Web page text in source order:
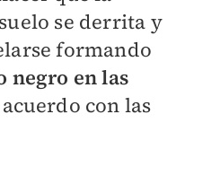
se derrita y
formando
negro en las
con las